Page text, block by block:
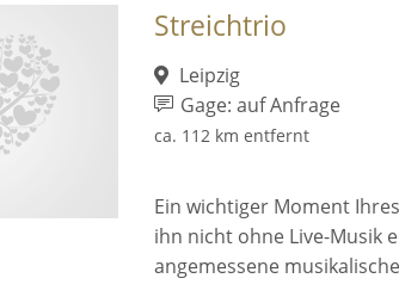
Streichtrio
Leipzig
Gage: auf Anfrage
ca. 112 km entfernt
Ein wichtiger Moment
ihn nicht ohne Live-Musik
angemessene